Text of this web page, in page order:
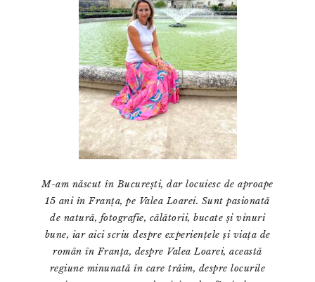
M-am născut în București, dar locuiesc de aproape
15 ani în Franța, pe Valea Loarei. Sunt pasionată
de natură, fotografie, călătorii, bucate și vinuri
bune, iar aici scriu despre experiențele și viața de
român în Franța, despre Valea Loarei, această
regiune minunată în care trăim, despre locurile